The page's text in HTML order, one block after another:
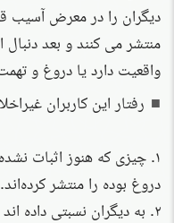
دیگران را در معرض آسیب
منتشر می کنند و بعد دنبال
واقعیت دارد یا دروغ و
رفتار این کاربران
۱. چیزی که هنوز اثبات
دروغ بوده را منتشر کرده‌اند.
۲. به دیگران نسبتی داده